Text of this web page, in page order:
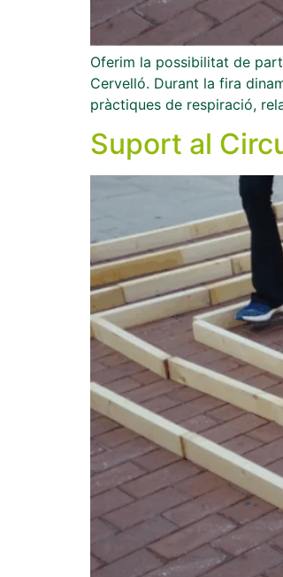
Oferim la possibilitat de
Cervelló. Durant la fira
pràctiques de respiració,
Suport al